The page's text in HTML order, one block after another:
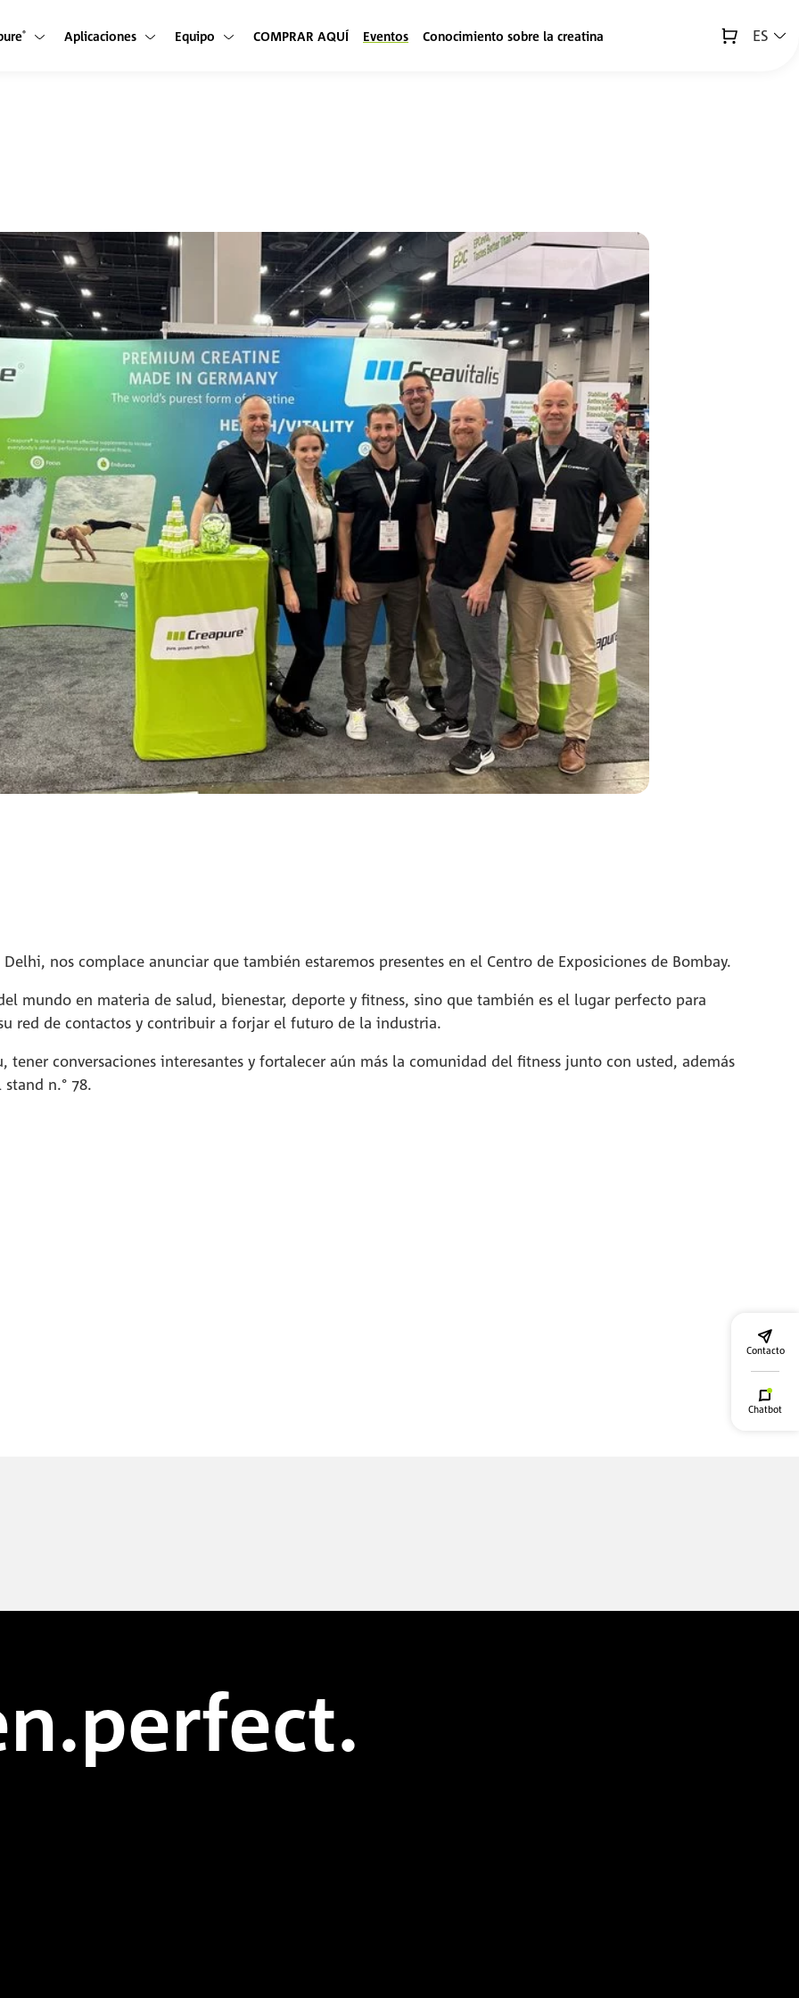
® Aplicaciones Equipo COMPRAR AQUÍ Eventos Conocimiento sobre la creatina ES
nos complace anunciar que también estaremos presentes en el Centro de Exposiciones de Bombay.
mundo en materia de salud, bienestar, deporte y fitness, sino que también es el lugar perfecto para
red de contactos y contribuir a forjar el futuro de la industria.
tener conversaciones interesantes y fortalecer aún más la comunidad del fitness junto con usted, además
n.° 78.
Contacto
Chatbot